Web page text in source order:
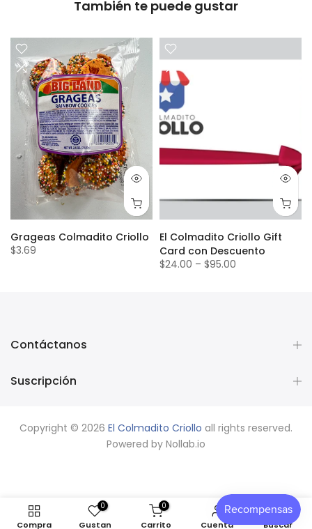
También te puede gustar
Grageas Colmadito Criollo
$3.69
El Colmadito Criollo Gift
Card con Descuento
$24.00 – $95.00
Contáctanos
Suscripción
Copyright © 2026 El Colmadito Criollo all rights reserved.
Powered by Nollab.io
Compra
0
Gustan
0
Carrito Cuenta Buscar